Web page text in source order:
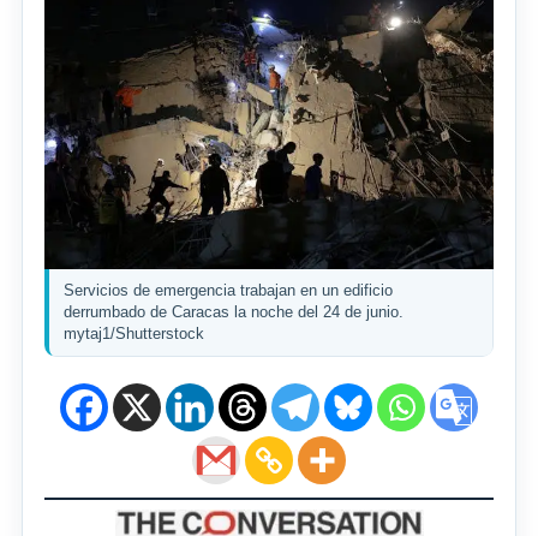
Servicios de emergencia trabajan en un edificio
derrumbado de Caracas la noche del 24 de junio.
mytaj1/Shutterstock